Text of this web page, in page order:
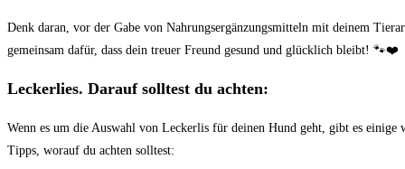
Denk daran, vor der Gabe von Nahrungsergänzungsmitteln mit deinem
gemeinsam dafür, dass dein treuer Freund gesund und glücklich bleibt! 🐾❤️
Leckerlies. Darauf solltest du achten:
Wenn es um die Auswahl von Leckerlis für deinen Hund geht, gibt es einige
Tipps, worauf du achten solltest: